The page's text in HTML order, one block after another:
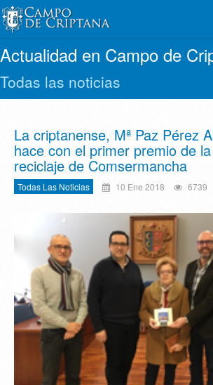
Actualidad en Campo de
Todas las noticias
La criptanense, Mª Paz Pérez
hace con el primer premio de
reciclaje de Comsermancha
Todas Las Noticias 10 Ene 2018 6739